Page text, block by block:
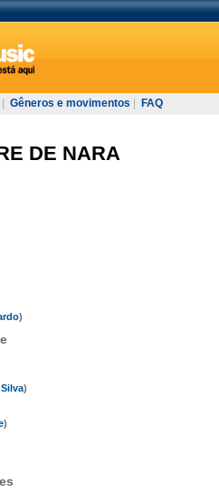
Gêneros e movimentos FAQ
DE NARA
)
)
)